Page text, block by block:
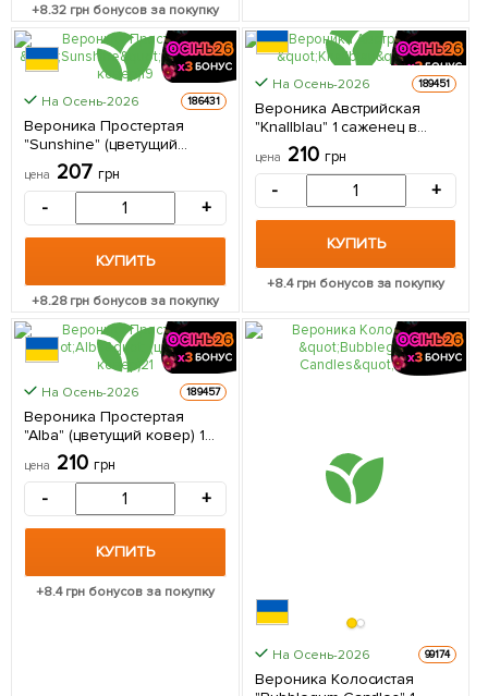
+8.32 грн бонусов за покупку
На Осень-2026 186431
Вероника Простертая
"Sunshine" (цветущий
ковер) 1 саженец в
упаковке
цена 207 грн
- +
КУПИТЬ
+8.28грн бонусов за покупку
На Осень-2026 189451
Вероника Австрийская
"Knallblau" 1 саженец в
упаковке
цена 210 грн
- +
КУПИТЬ
+8.4грн бонусов за покупку
На Осень-2026 189457
Вероника Простертая
"Alba" (цветущий ковер) 1
саженец в упаковке
цена 210 грн
- +
КУПИТЬ
+8.4грн бонусов за покупку
На Осень-2026 99174
Вероника Колосистая